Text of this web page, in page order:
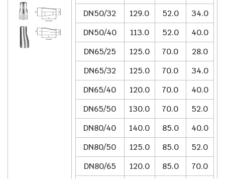
DN50/32
129.0 52.0
34.0
DN50/40
113.0 52.0
40.0
DN65/25
125.0 70.0
28.0
DN65/32
125.0 70.0
34.0
DN65/40
120.0 70.0
40.0
DN65/50
130.0 70.0
52.0
DN80/40
140.0 85.0
40.0
DN80/50
125.0 85.0
52.0
DN80/65
120.0 85.0
70.0